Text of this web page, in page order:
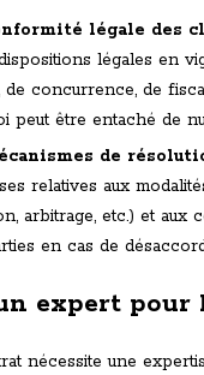
légale des
légales en
de concurrence, de
peut être entaché de
de
relatives aux
arbitrage, etc.) et
en cas de
expert
nécessite une